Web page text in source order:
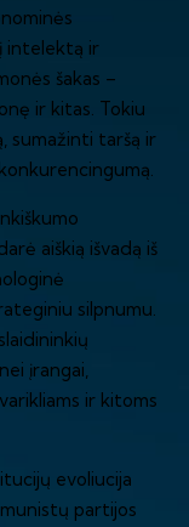
intelektą ir
šakas –
ir kitas. Tokiu
sumažinti taršą ir
aiškią išvadą iš
silpnumu.
įrangai,
ir kitoms
evoliucija
partijos